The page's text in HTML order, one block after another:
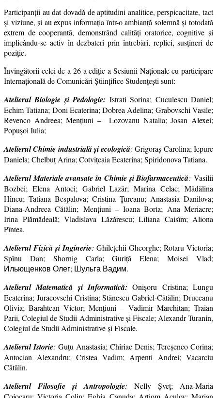
Participanții au dat dovadă de aptitudini analitice, perspicacitate, tact
şi viziune, şi au expus informația într-o ambianță solemnă şi totodată
extrem de cooperantă, demonstrând calități oratorice, cognitive şi
implicându-se activ în dezbateri prin întrebări, replici, susțineri de
poziție.
Învingătorii celei de a 26-a ediție a Sesiunii Naționale cu participare
Internațională de Comunicări Științifice Studențești sunt:
Atelierul Biologie şi Pedologie: Istrati Sorina; Cuculescu Daniel;
Echim Tatiana; Doni Ecaterina; Dobrea Adelina; Grabovschi Vasile;
Revenco Andreea; Menţiuni – Lozovanu Natalia; Josan Alexei;
Popușoi Iulia;
Atelierul Chimie industrială și ecologică:Grigoraș Carolina; Iepure
Daniela; Chelbuț Arina; Cotvițcaia Ecaterina; Spiridonova Tatiana.
Atelierul Materiale avansate în Chimie și Biofarmaceutică: Vasilii
Bozbei; Elena Antoci; Gabriel Lazăr; Marina Celac; Mădălina
Hîncu; Tatiana Bespalova; Cristina Țurcanu; Anastasia Danilova;
Diana-Andreea Cătălin; Menţiuni – Ioana Borta; Ana Meriacre;
Irina Plămădeală; Vladislava Lăzărescu; Liliana Caisîm; Aliona
Pîntea.
Atelierul Fizică şi Inginerie: Ghilețchii Gheorghe; Rotaru Victoria;
Spînu Dan; Shornig Carla; Guriță Elena; Moisei Vlad;
Ильющенков Олег; Шульга Вадим.
Atelierul Matematică şi Informatică:Onișoru Cristina; Lungu
Ecaterina; Juracovschi Cristina; Stănescu Gabriel-Cătălin; Druceanu
Olivia; Barahtean Victor; Menţiuni – Vadimir Marchitan; Traian
Parii, Colegiul de Studii Administrative şi Fiscale; Alexandr Turanin,
Colegiul de Studii Administrative şi Fiscale.
Atelierul Istorie: Guţu Anastasia; Chiriac Denis; Tereşenco Corina;
Antocian Alexandru; Cristea Vadim; Arpenti Andrei; Vacarciu
Cătălin.
Atelierul Filosofie şi Antropologie: Nelly Şveţ; Ana-Maria